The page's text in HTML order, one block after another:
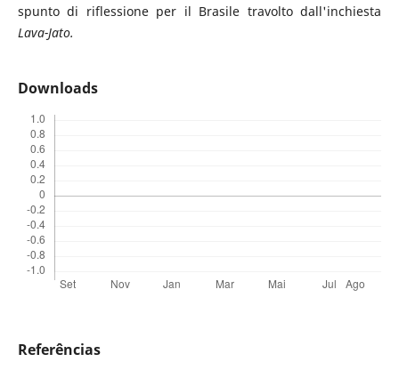
spunto di riflessione per il Brasile travolto dall'inchiesta
Lava-Jato.
Downloads
Referências